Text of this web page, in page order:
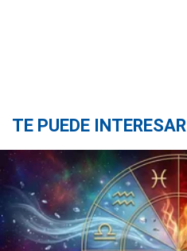
TE PUEDE INTERESAR